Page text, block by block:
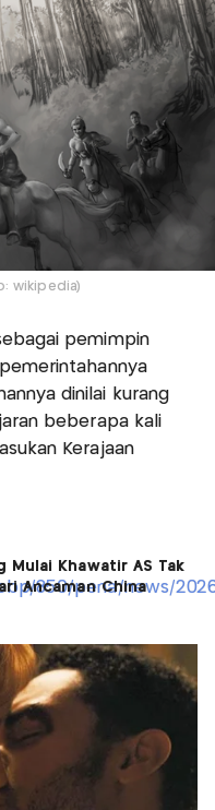
wikipedia)
pemimpin
dinilai kurang
beberapa kali
Kerajaan
Mulai Khawatir AS Tak
Ancaman China